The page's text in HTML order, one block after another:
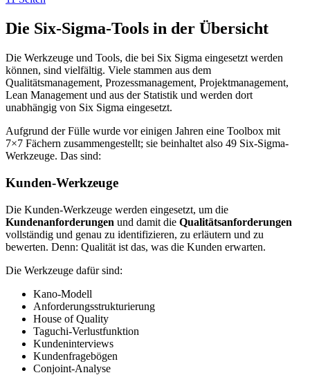
Die Six-Sigma-Tools in der Übersicht
Die Werkzeuge und Tools, die bei Six Sigma eingesetzt werden
können, sind vielfältig. Viele stammen aus dem
Qualitätsmanagement, Prozessmanagement, Projektmanagement,
Lean Management und aus der Statistik und werden dort
unabhängig von Six Sigma eingesetzt.
Aufgrund der Fülle wurde vor einigen Jahren eine Toolbox mit
7×7 Fächern zusammengestellt; sie beinhaltet also 49 Six-Sigma-
Werkzeuge. Das sind:
Kunden-Werkzeuge
Die Kunden-Werkzeuge werden eingesetzt, um die
Kundenanforderungen und damit die Qualitätsanforderungen
vollständig und genau zu identifizieren, zu erläutern und zu
bewerten. Denn: Qualität ist das, was die Kunden erwarten.
Die Werkzeuge dafür sind:
Kano-Modell
Anforderungsstrukturierung
House of Quality
Taguchi-Verlustfunktion
Kundeninterviews
Kundenfragebögen
Conjoint-Analyse